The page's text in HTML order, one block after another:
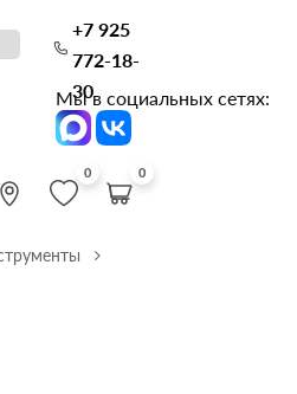
+7 925
772-18-
30
Мы в социальных сетях:
0 0